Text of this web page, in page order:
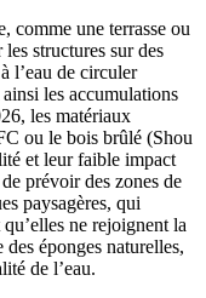
comme une terrasse ou
structures sur des
l’eau de circuler
les accumulations
les matériaux
ou le bois brûlé (Shou
et leur faible impact
prévoir des zones de
paysagères, qui
ne rejoignent la
éponges naturelles,
de l’eau.